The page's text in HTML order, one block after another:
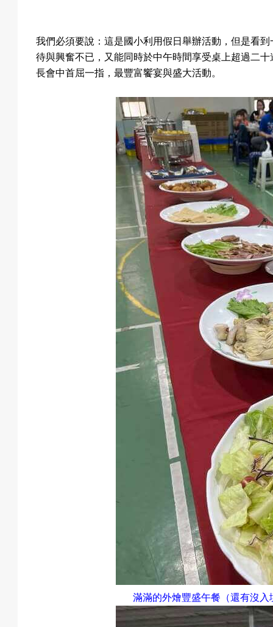
動
我們必須要說：這是國小利用假日舉辦活動，但是看
待與興奮不已，又能同時於中午時間享受桌上超過二
長會中首屈一指，最豐富饗宴與盛大活動。
滿滿的外燴豐盛午餐（還有沒